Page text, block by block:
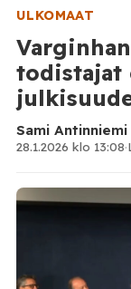
ULKOMAAT
todistajat
Sami Antinniemi
28.1.2026 klo 13:08·